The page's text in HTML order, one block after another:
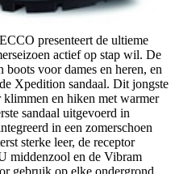
presenteert de ultieme
actief op stap wil. De
voor dames en heren, en
Xpedition sandaal. Dit jongste
en hiken met warmer
sandaal uitgevoerd in
in een zomerschoen
sterke leer, de receptor
middenzool en de Vibram
gebruik op elke ondergrond.